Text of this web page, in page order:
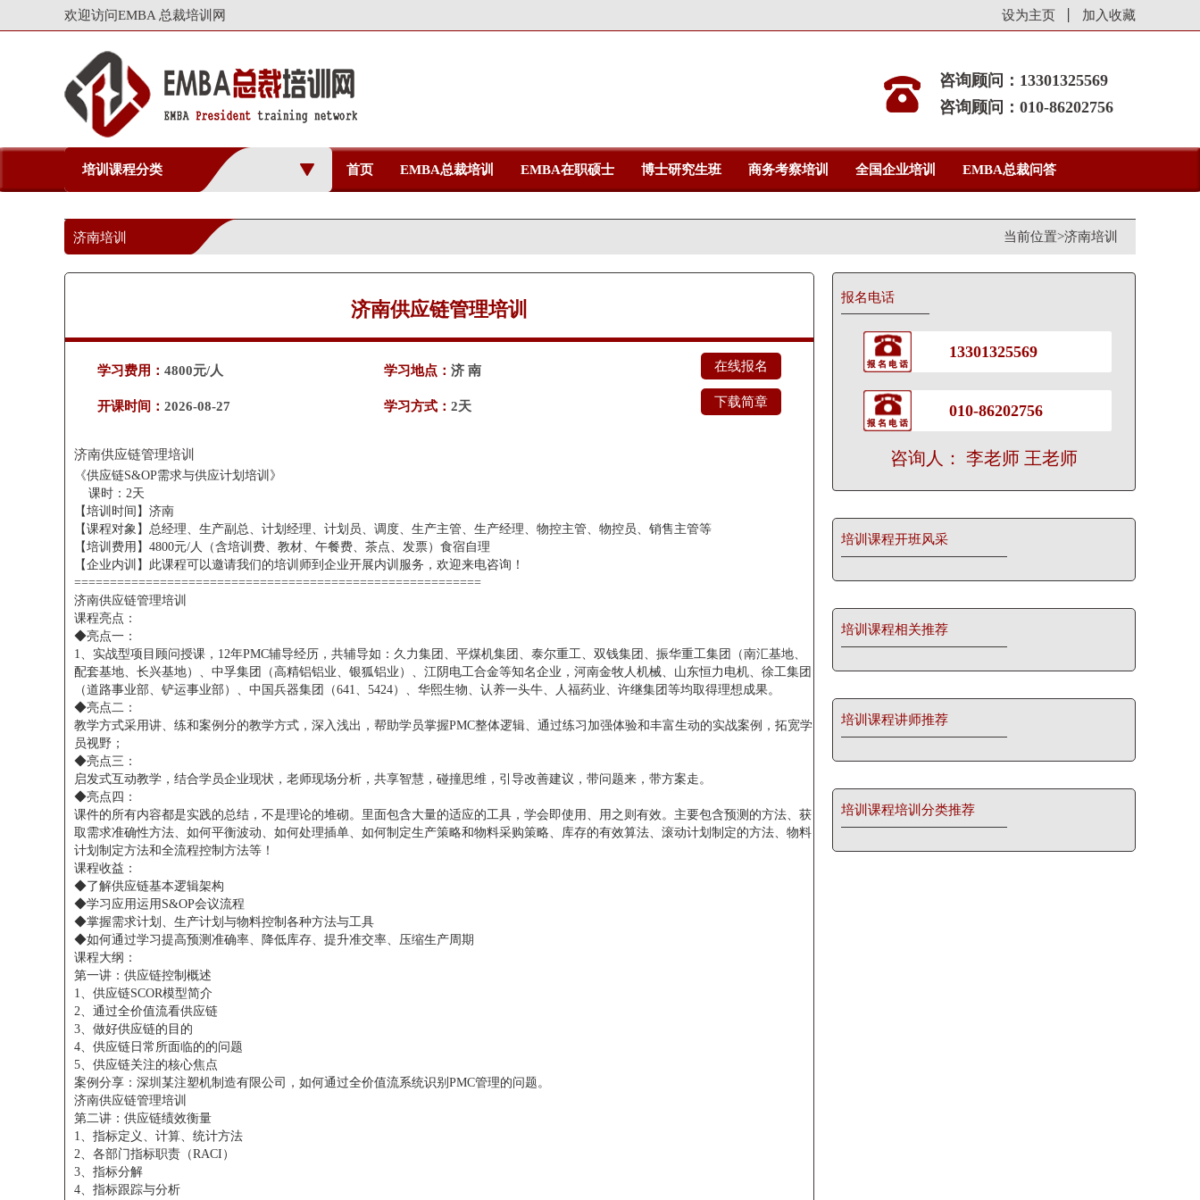
欢迎访问EMBA 总裁培训网 设为主页 加入收藏
咨询顾问：13301325569
咨询顾问：010-86202756
培训课程分类 首页 EMBA总裁培训 EMBA在职硕士 博士研究生班 商务考察培训 全国企业培训 EMBA总裁问答
济南培训 当前位置>济南培训
济南供应链管理培训
学习费用： 4800元/人
开课时间： 2026-08-27
学习地点：济 南
学习方式：2天
在线报名
下载简章
济南供应链管理培训
《供应链S&OP需求与供应计划培训》
课时：2天
【培训时间】济南
【课程对象】总经理、生产副总、计划经理、计划员、调度、生产主管、生产经理、物控主管、物控员、销售主管等
【培训费用】4800元/人（含培训费、教材、午餐费、茶点、发票）食宿自理
【企业内训】此课程可以邀请我们的培训师到企业开展内训服务，欢迎来电咨询！
=========================================================
济南供应链管理培训
课程亮点：
◆亮点一：
1、实战型项目顾问授课，12年PMC辅导经历，共辅导如：久力集团、平煤机集团、泰尔重工、双钱集团、振华重工集团（南汇基地、
配套基地、长兴基地）、中孚集团（高精铝铝业、银狐铝业）、江阴电工合金等知名企业，河南金牧人机械、山东恒力电机、徐工集团
（道路事业部、铲运事业部）、中国兵器集团（641、5424）、华熙生物、认养一头牛、人福药业、许继集团等均取得理想成果。
◆亮点二：
教学方式采用讲、练和案例分的教学方式，深入浅出，帮助学员掌握PMC整体逻辑、通过练习加强体验和丰富生动的实战案例，拓宽学
员视野；
◆亮点三：
启发式互动教学，结合学员企业现状，老师现场分析，共享智慧，碰撞思维，引导改善建议，带问题来，带方案走。
◆亮点四：
课件的所有内容都是实践的总结，不是理论的堆砌。里面包含大量的适应的工具，学会即使用、用之则有效。主要包含预测的方法、获
取需求准确性方法、如何平衡波动、如何处理插单、如何制定生产策略和物料采购策略、库存的有效算法、滚动计划制定的方法、物料
计划制定方法和全流程控制方法等！
课程收益：
◆了解供应链基本逻辑架构
◆学习应用运用S&OP会议流程
◆掌握需求计划、生产计划与物料控制各种方法与工具
◆如何通过学习提高预测准确率、降低库存、提升准交率、压缩生产周期
课程大纲：
第一讲：供应链控制概述
1、供应链SCOR模型简介
2、通过全价值流看供应链
3、做好供应链的目的
4、供应链日常所面临的的问题
5、供应链关注的核心焦点
案例分享：深圳某注塑机制造有限公司，如何通过全价值流系统识别PMC管理的问题。
济南供应链管理培训
第二讲：供应链绩效衡量
1、指标定义、计算、统计方法
2、各部门指标职责（RACI）
3、指标分解
4、指标跟踪与分析
报名电话
13301325569
010-86202756
咨询人： 李老师 王老师
培训课程开班风采
培训课程相关推荐
培训课程讲师推荐
培训课程培训分类推荐